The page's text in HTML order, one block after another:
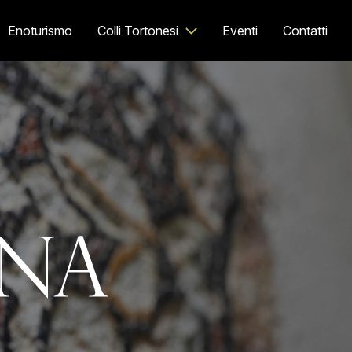
Enoturismo Colli Tortonesi Eventi Contatti